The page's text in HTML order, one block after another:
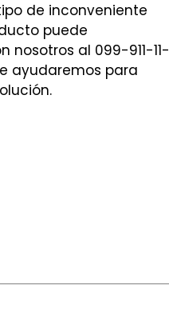
de inconveniente
puede
nosotros al 099-911-11-
ayudaremos para